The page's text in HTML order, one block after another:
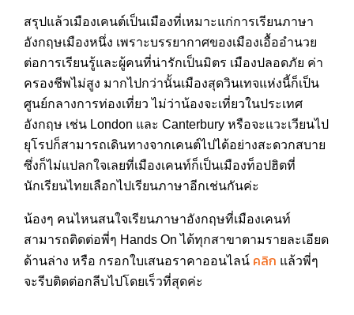
สรุปแล้วเมืองเคนต์เป็นเมืองที่เหมาะแก่การเรียนภาษา
อังกฤษเมืองหนึ่ง เพราะบรรยากาศของเมืองเอื้ออำนวย
ต่อการเรียนรู้และผู้คนที่น่ารักเป็นมิตร เมืองปลอดภัย ค่า
ครองชีพไม่สูง มากไปกว่านั้นเมืองสุดวินเทจแห่งนี้ก็เป็น
ศูนย์กลางการท่องเที่ยว ไม่ว่าน้องจะเที่ยวในประเทศ
อังกฤษ เช่น London และ Canterbury หรือจะแวะเวียนไป
ยุโรปก็สามารถเดินทางจากเคนต์ไปได้อย่างสะดวกสบาย
ซึ่งก็ไม่แปลกใจเลยที่เมืองเคนท์ก็เป็นเมืองท็อปฮิตที่
นักเรียนไทยเลือกไปเรียนภาษาอีกเช่นกันค่ะ
น้องๆ คนไหนสนใจเรียนภาษาอังกฤษที่เมืองเคนท์
สามารถติดต่อพี่ๆ Hands On ได้ทุกสาขาตามรายละเอียด
ด้านล่าง หรือ กรอกใบเสนอราคาออนไลน์ คลิก แล้วพี่ๆ
จะรีบติดต่อกลีบไปโดยเร็วที่สุดค่ะ